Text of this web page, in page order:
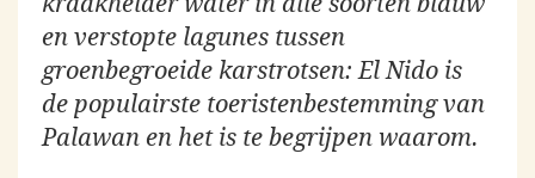
en verstopte lagunes tussen
groenbegroeide karstrotsen: El Nido is
de populairste toeristenbestemming van
Palawan en het is te begrijpen waarom.